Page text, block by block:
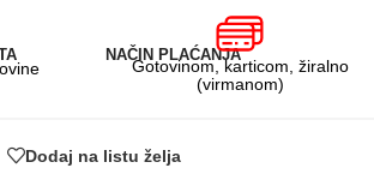
NAČIN PLAĆANJA
Gotovinom, karticom, žiralno
(virmanom)
Dodaj na listu želja